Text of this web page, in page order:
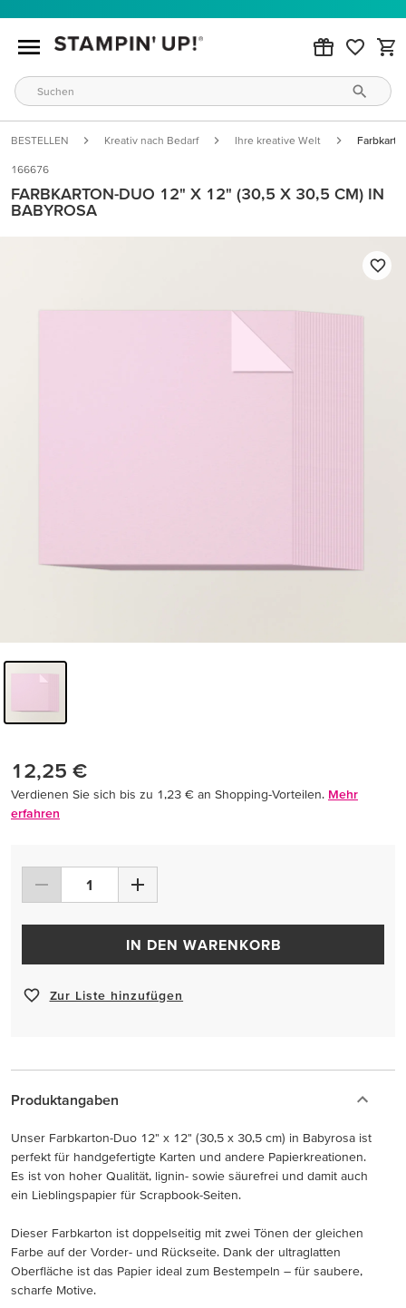
BESTELLEN Kreativ nach Bedarf Ihre kreative Welt
166676
FARBKARTON-DUO 12" X 12" (30,5 X 30,5 CM) IN
BABYROSA
12,25 €
Verdienen Sie sich bis zu 1,23 € an Shopping-Vorteilen. Mehr
erfahren
IN DEN WARENKORB
Zur Liste hinzufügen
Produktangaben
Unser Farbkarton-Duo 12" x 12" (30,5 x 30,5 cm) in Babyrosa ist
perfekt für handgefertigte Karten und andere Papierkreationen.
Es ist von hoher Qualität, lignin- sowie säurefrei und damit auch
ein Lieblingspapier für Scrapbook-Seiten.
Dieser Farbkarton ist doppelseitig mit zwei Tönen der gleichen
Farbe auf der Vorder- und Rückseite. Dank der ultraglatten
Oberfläche ist das Papier ideal zum Bestempeln – für saubere,
scharfe Motive.